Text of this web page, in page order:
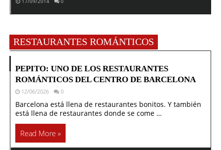
RESTAURANTES ROMÁNTICOS
PEPITO: UNO DE LOS RESTAURANTES
ROMÁNTICOS DEL CENTRO DE BARCELONA
12/06/2026 0
Barcelona está llena de restaurantes bonitos. Y también
está llena de restaurantes donde se come …
Read More »